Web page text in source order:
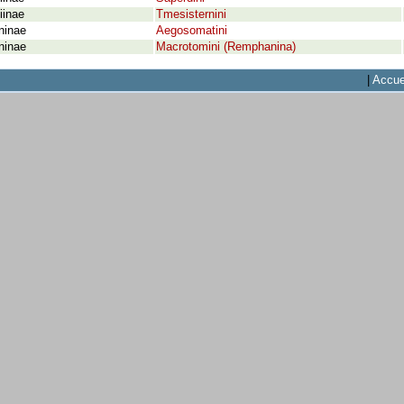
Tmesisternini
Aegosomatini
Macrotomini (Remphanina)